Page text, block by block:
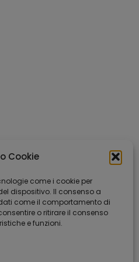
Cookie
come i cookie per
dispositivo. Il consenso a
come il comportamento di
o ritirare il consenso
e funzioni.